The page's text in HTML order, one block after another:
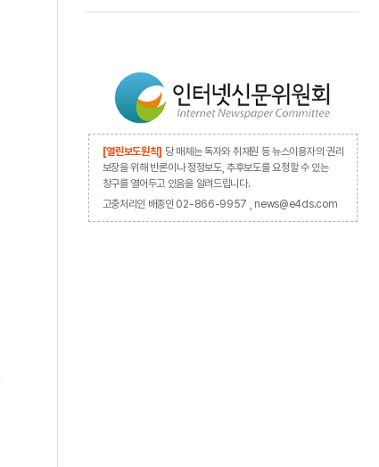
[열린보도원칙] 당 매체는 독자와 취재원 등 뉴스이용자의 권리
보장을 위해 반론이나 정정보도, 추후보도를 요청할 수 있는
창구를 열어두고 있음을 알려드립니다.
고충처리인 배종인 02-866-9957 , news@e4ds.com